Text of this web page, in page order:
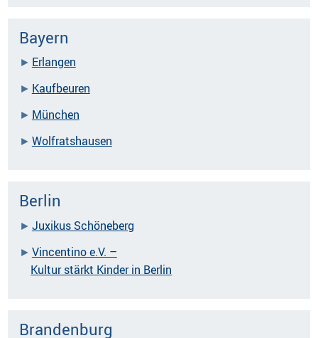
Bayern
Erlangen
Kaufbeuren
München
Wolfratshausen
Berlin
Juxikus Schöneberg
Vincentino e.V. –
Kultur stärkt Kinder in Berlin
Brandenburg